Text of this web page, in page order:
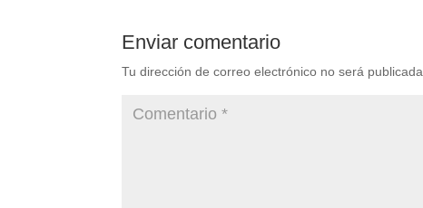
Enviar comentario
Tu dirección de correo electrónico no será publicada.